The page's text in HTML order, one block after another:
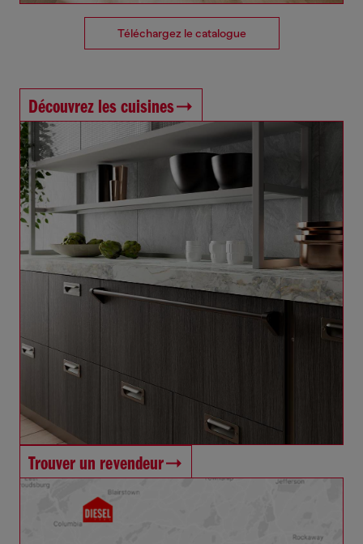
Téléchargez le catalogue
Découvrez les cuisines
Trouver un revendeur